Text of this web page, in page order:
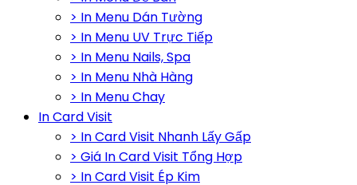
> In Menu Dán Tường
> In Menu UV Trực Tiếp
> In Menu Nails, Spa
> In Menu Nhà Hàng
> In Menu Chay
In Card Visit
> In Card Visit Nhanh Lấy Gấp
> Giá In Card Visit Tổng Hợp
> In Card Visit Ép Kim